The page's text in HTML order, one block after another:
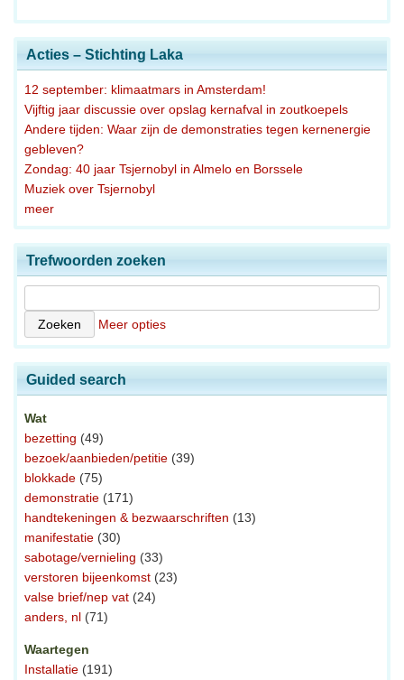
Acties – Stichting Laka
12 september: klimaatmars in Amsterdam!
Vijftig jaar discussie over opslag kernafval in zoutkoepels
Andere tijden: Waar zijn de demonstraties tegen kernenergie
gebleven?
Zondag: 40 jaar Tsjernobyl in Almelo en Borssele
Muziek over Tsjernobyl
meer
Trefwoorden zoeken
Meer opties
Guided search
Wat
bezetting (49)
bezoek/aanbieden/petitie (39)
blokkade (75)
demonstratie (171)
handtekeningen & bezwaarschriften (13)
manifestatie (30)
sabotage/vernieling (33)
verstoren bijeenkomst (23)
valse brief/nep vat (24)
anders, nl (71)
Waartegen
Installatie (191)